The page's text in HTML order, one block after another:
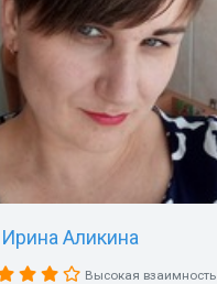
Ирина Аликина
Высокая взаимность